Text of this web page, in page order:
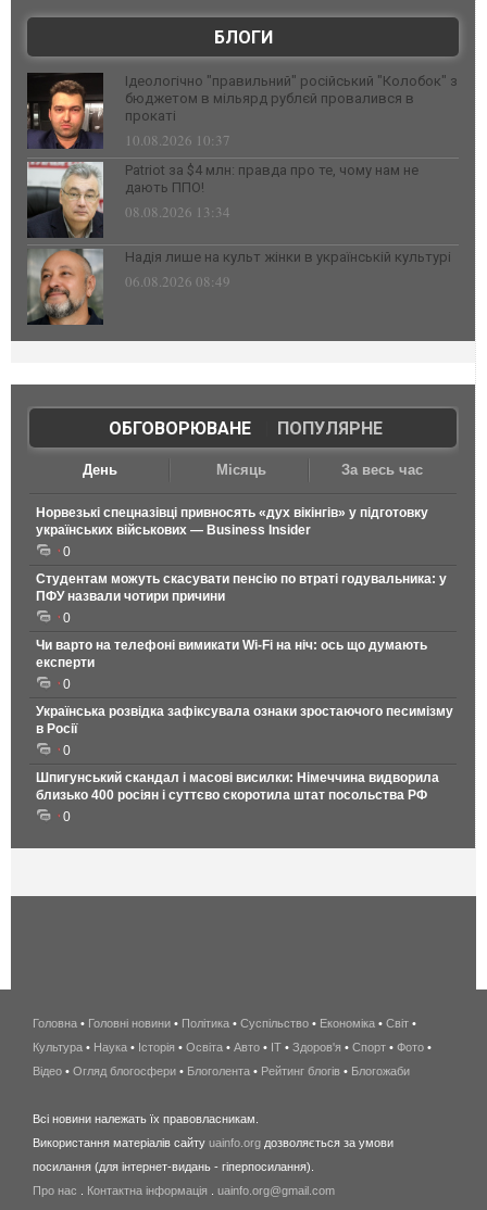
БЛОГИ
Ідеологічно "правильний" російський "Колобок" з
бюджетом в мільярд рублєй провалився в
прокаті
10.08.2026 10:37
Patriot за $4 млн: правда про те, чому нам не
дають ППО!
08.08.2026 13:34
Надія лише на культ жінки в українській культурі
06.08.2026 08:49
ОБГОВОРЮВАНЕ| ПОПУЛЯРНЕ
День Місяць За весь час
Норвезькі спецназівці привносять «дух вікінгів» у підготовку
українських військових — Business Insider
0
Студентам можуть скасувати пенсію по втраті годувальника: у
ПФУ назвали чотири причини
0
Чи варто на телефонi вимикати Wi-Fi на ніч: ось що думають
експерти
0
Українська розвідка зафіксувала ознаки зростаючого песимізму
в Росії
0
Шпигунський скандал і масові висилки: Німеччина видворила
близько 400 росіян і суттєво скоротила штат посольства РФ
0
беспроводной
интернет
киев
wimax
в
Головна • Головні новини • Політика • Суспільство • Економіка • Світ •
Культура • Наука • Історія • Освіта • Авто • IT • Здоров'я • Спорт • Фото •
Відео • Огляд блогосфери • Блоголента • Рейтинг блогів • Блогожаби
Всі новини належать їх правовласникам.
Використання матеріалів сайту uainfo.org дозволяється за умови
посилання (для інтернет-видань - гіперпосилання).
Про нас
Контактна інформація uainfo.org@gmail.com